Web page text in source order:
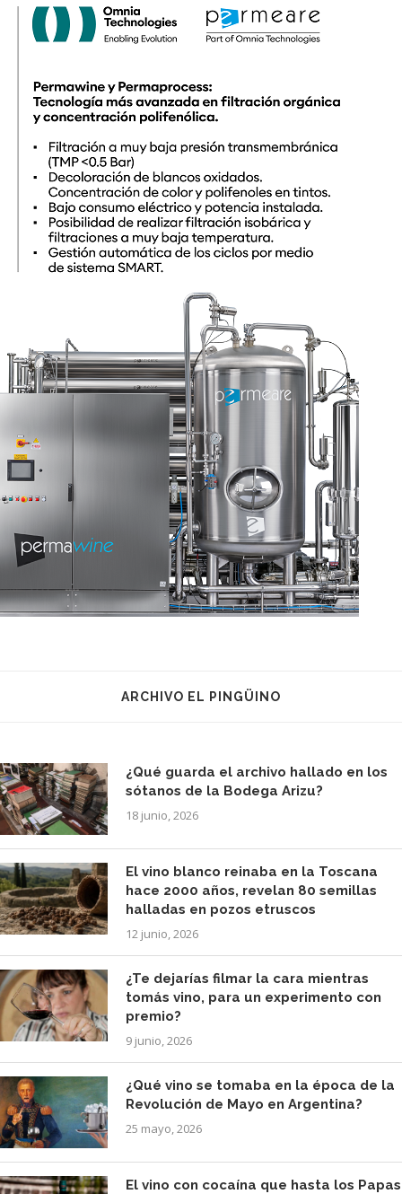
ARCHIVO EL PINGÜINO
¿Qué guarda el archivo hallado en los
sótanos de la Bodega Arizu?
18 junio, 2026
El vino blanco reinaba en la Toscana
hace 2000 años, revelan 80 semillas
halladas en pozos etruscos
12 junio, 2026
¿Te dejarías filmar la cara mientras
tomás vino, para un experimento con
premio?
9 junio, 2026
¿Qué vino se tomaba en la época de la
Revolución de Mayo en Argentina?
25 mayo, 2026
El vino con cocaína que hasta los Papas